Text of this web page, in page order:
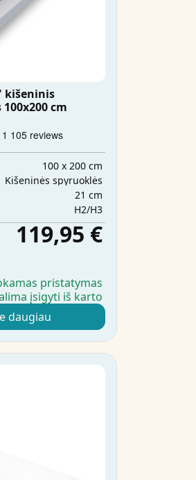
kišeninis
cm
100 x 200 cm
Kišeninės spyruoklės
21 cm
H2/H3
119,95 €
pristatymas
įsigyti iš karto
daugiau